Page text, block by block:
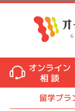
留学プラ